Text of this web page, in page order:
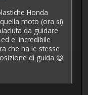
Honda
moto (ora si)
da guidare
e' incredibile
che ha le stesse
di guida 😆